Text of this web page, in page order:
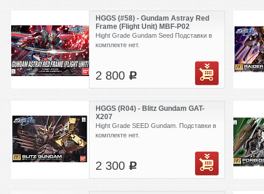
HGGS (#58) - Gundam Astray Red
Frame (Flight Unit) MBF-P02
Hight Grade Gundam Seed Подставки в
комплекте нет.
2 800 c
HGGS (R04) - Blitz Gundam GAT-
X207
Hight Grade SEED Gundam. Подставки в
комплекте нет.
2 300 c